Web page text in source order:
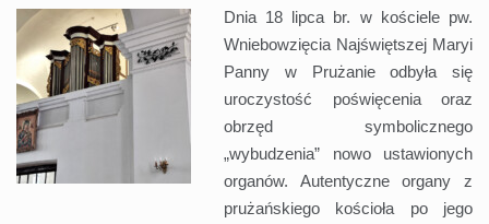
Dnia 18 lipca br. w kościele pw.
Wniebowzięcia Najświętszej Maryi
Panny w Prużanie odbyła się
uroczystość poświęcenia oraz
obrzęd symbolicznego
„wybudzenia” nowo ustawionych
organów. Autentyczne organy z
prużańskiego kościoła po jego